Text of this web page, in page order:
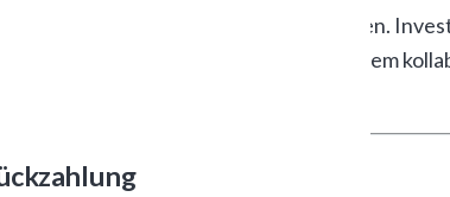
manipulierten Account-Darstellungen.
Handel stattfand. Das System